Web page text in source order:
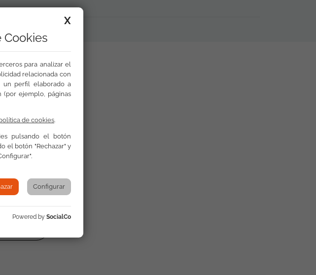
X
Cookies
para analizar el
relacionada con
un perfil elaborado a
(por ejemplo, páginas
de cookies.
pulsando el botón
el botón "Rechazar" y
Configurar
Powered by SocialCo